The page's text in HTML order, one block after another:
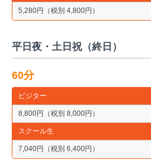
5,280円（税別 4,800円）
平日夜・土日祝（終日）
60分
ビジター
8,800円（税別 8,000円）
スクール生
7,040円（税別 6,400円）